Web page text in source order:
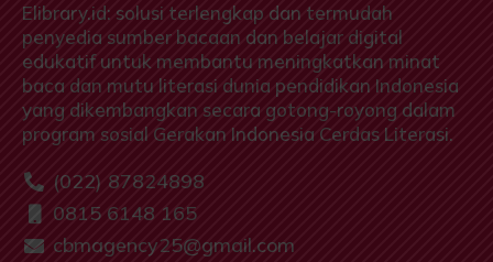
Elibrary.id: solusi terlengkap dan termudah
penyedia sumber bacaan dan belajar digital
edukatif untuk membantu meningkatkan minat
baca dan mutu literasi dunia pendidikan Indonesia
yang dikembangkan secara gotong-royong dalam
program sosial Gerakan Indonesia Cerdas Literasi.
(022) 87824898
0815 6148 165
cbmagency25@gmail.com